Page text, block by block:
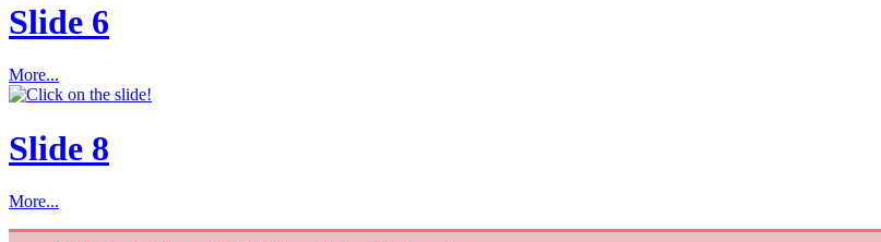
Slide 6
More...
Slide 8
More...